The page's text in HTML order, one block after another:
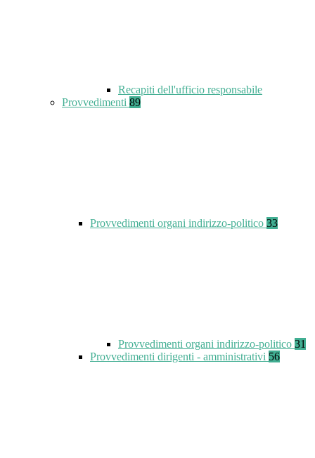
Recapiti dell'ufficio responsabile
Provvedimenti 89
Provvedimenti organi indirizzo-politico 33
Provvedimenti organi indirizzo-politico 31
Provvedimenti dirigenti - amministrativi 56